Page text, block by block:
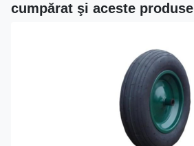
cumpărat şi aceste produse